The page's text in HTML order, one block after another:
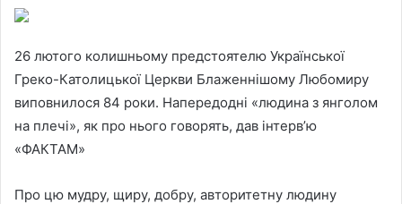
26 лютого колишньому предстоятелю Української
Греко-Католицької Церкви Блаженнішому Любомиру
виповнилося 84 роки. Напередодні «людина з янголом
на плечі», як про нього говорять, дав інтерв’ю
«ФАКТАМ»
Про цю мудру, щиру, добру, авторитетну людину